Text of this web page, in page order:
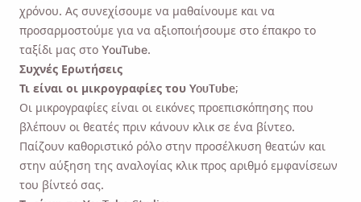
χρόνου. Ας συνεχίσουμε να μαθαίνουμε και να
προσαρμοστούμε για να αξιοποιήσουμε στο έπακρο το
ταξίδι μας στο YouTube.
Συχνές Ερωτήσεις
Τι είναι οι μικρογραφίες του YouTube;
Οι μικρογραφίες είναι οι εικόνες προεπισκόπησης που
βλέπουν οι θεατές πριν κάνουν κλικ σε ένα βίντεο.
Παίζουν καθοριστικό ρόλο στην προσέλκυση θεατών και
στην αύξηση της αναλογίας κλικ προς αριθμό εμφανίσεων
του βίντεό σας.